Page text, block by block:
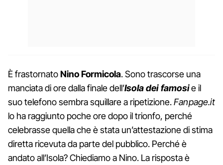
È frastornatoNino Formicola. Sono trascorse una
manciata di ore dalla finale dell’Isola dei famosie il
suo telefono sembra squillare a ripetizione.Fanpage.it
lo ha raggiunto poche ore dopo il trionfo, perché
celebrasse quella che è stata un’attestazione di stima
diretta ricevuta da parte del pubblico. Perché è
andato all’Isola? Chiediamo a Nino. La risposta è